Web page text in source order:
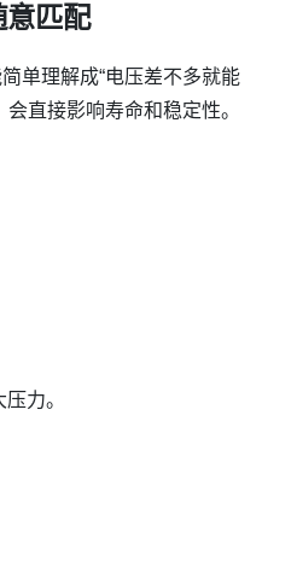
意匹配
单理解成“电压差不多就能
直接影响寿命和稳定性。
力。